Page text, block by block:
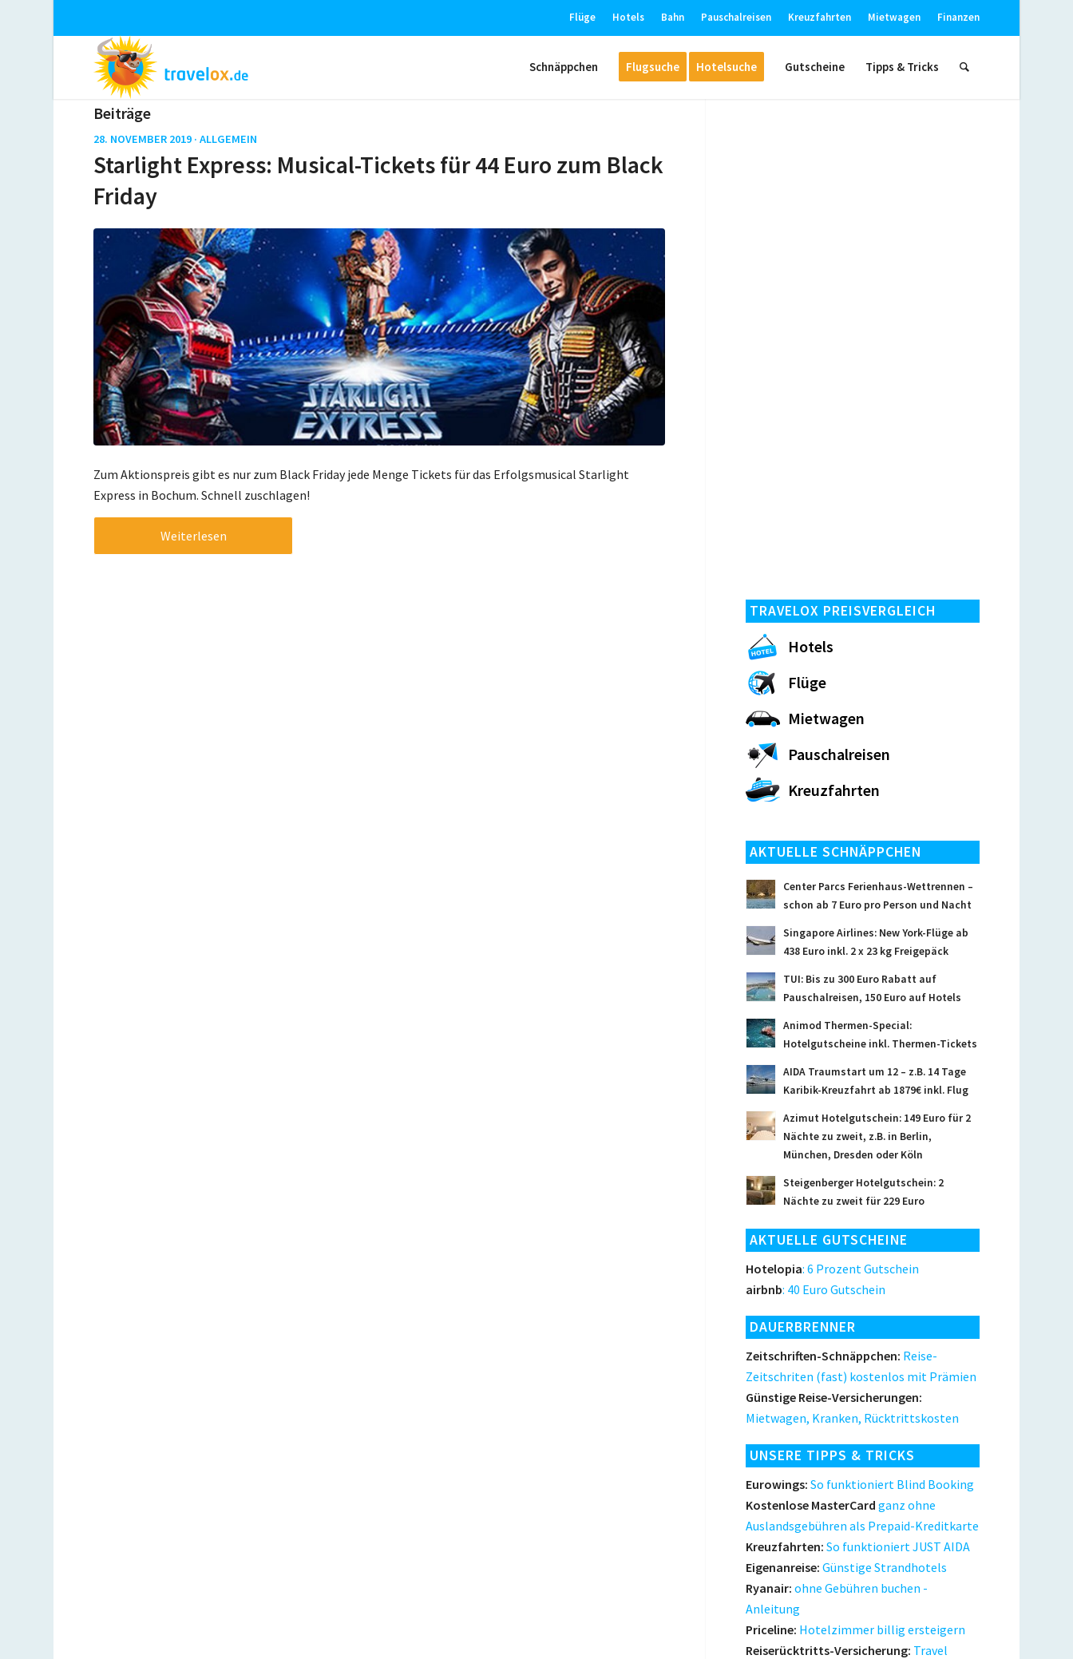
Flüge Hotels Bahn Pauschalreisen Kreuzfahrten Mietwagen Finanzen
Schnäppchen Flugsuche Hotelsuche Gutscheine Tipps & Tricks
Beiträge
28. NOVEMBER 2019 ·ALLGEMEIN
Starlight Express: Musical-Tickets für 44 Euro zum Black
Friday
Zum Aktionspreis gibt es nur zum Black Friday jede Menge Tickets für das Erfolgsmusical Starlight
Express in Bochum. Schnell zuschlagen!
Weiterlesen
TRAVELOX PREISVERGLEICH
Hotels
Flüge
Mietwagen
Pauschalreisen
Kreuzfahrten
AKTUELLE SCHNÄPPCHEN
Center Parcs Ferienhaus-Wettrennen –
schon ab 7 Euro pro Person und Nacht
Singapore Airlines: New York-Flüge ab
438 Euro inkl. 2 x 23 kg Freigepäck
TUI: Bis zu 300 Euro Rabatt auf
Pauschalreisen, 150 Euro auf Hotels
Animod Thermen-Special:
Hotelgutscheine inkl. Thermen-Tickets
AIDA Traumstart um 12 – z.B. 14 Tage
Karibik-Kreuzfahrt ab 1879€ inkl. Flug
Azimut Hotelgutschein: 149 Euro für 2
Nächte zu zweit, z.B. in Berlin,
München, Dresden oder Köln
Steigenberger Hotelgutschein: 2
Nächte zu zweit für 229 Euro
AKTUELLE GUTSCHEINE
Hotelopia: 6 Prozent Gutschein
airbnb: 40 Euro Gutschein
DAUERBRENNER
Zeitschriften-Schnäppchen: Reise-
Zeitschriten (fast) kostenlos mit Prämien
Günstige Reise-Versicherungen:
Mietwagen, Kranken, Rücktrittskosten
UNSERE TIPPS & TRICKS
Eurowings: So funktioniert Blind Booking
Kostenlose MasterCard ganz ohne
Auslandsgebühren als Prepaid-Kreditkarte
Kreuzfahrten: So funktioniert JUST AIDA
Eigenanreise: Günstige Strandhotels
Ryanair: ohne Gebühren buchen -
Anleitung
Priceline: Hotelzimmer billig ersteigern
Reiserücktritts-Versicherung: Travel